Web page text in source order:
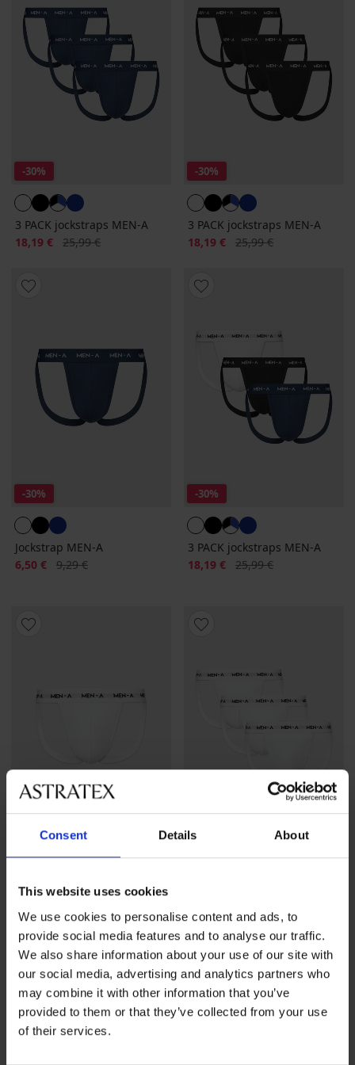
Consent Details About
This website uses cookies
We use cookies to personalise content and ads, to
provide social media features and to analyse our traffic.
We also share information about your use of our site with
our social media, advertising and analytics partners who
may combine it with other information that you’ve
provided to them or that they’ve collected from your use
of their services.
-30%
3 PACK jockstraps MEN-A
Έκπτωση
18,19 € Αρχική τιμή
25,99 €
-30%
3 PACK jockstraps MEN-A
Έκπτωση
18,19 € Αρχική τιμή
25,99 €
-30%
Jockstrap MEN-A
Έκπτωση
6,50 € Αρχική τιμή
9,29 €
-30%
3 PACK jockstraps MEN-A
Έκπτωση
18,19 € Αρχική τιμή
25,99 €
-30%
Jockstrap MEN-A
-30%